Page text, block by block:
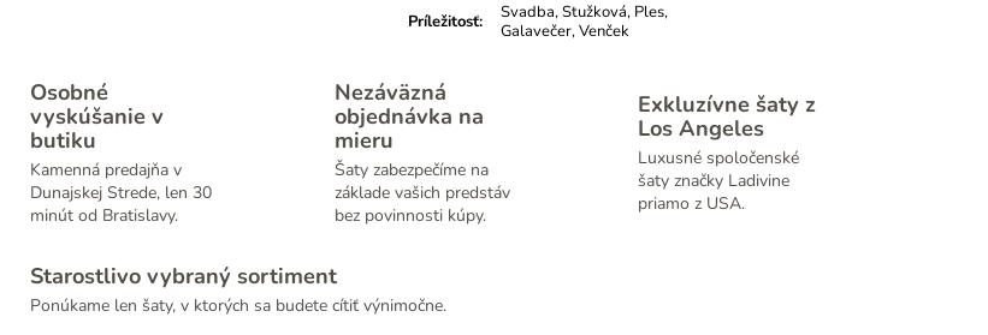
Príležitosť:
Svadba, Stužková, Ples,
Galavečer, Venček
Osobné
vyskúšanie v
butiku
Kamenná predajňa v
Dunajskej Strede, len 30
minút od Bratislavy.
Nezáväzná
objednávka na
mieru
Šaty zabezpečíme na
základe vašich predstáv
bez povinnosti kúpy.
Exkluzívne šaty z
Los Angeles
Luxusné spoločenské
šaty značky Ladivine
priamo z USA.
Starostlivo vybraný sortiment
Ponúkame len šaty, v ktorých sa budete cítiť výnimočne.